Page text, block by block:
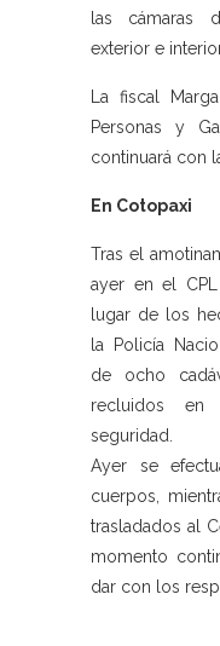
las cámaras
exterior e
La fiscal
Personas y
continuará con
En Cotopaxi
Tras el
ayer en el
lugar de los
la Policía
de ocho
recluidos
seguridad.
Ayer se
cuerpos,
trasladados al
momento
dar con los